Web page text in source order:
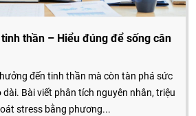
thần – Hiểu đúng để sống cân
đến tinh thần mà còn tàn phá sức
dài. Bài viết phân tích nguyên nhân, triệu
stress bằng phương...